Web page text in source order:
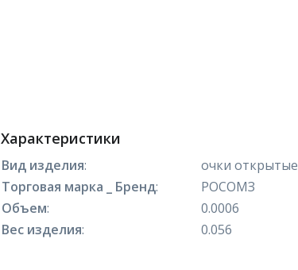
Характеристики
Вид изделия:
очки открытые
Торговая марка _ Бренд:
РОСОМЗ
Объем:
0.0006
Вес изделия: 0.056